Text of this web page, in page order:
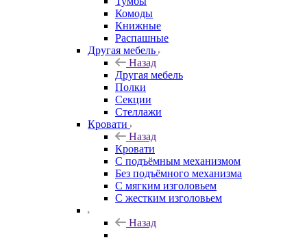
Комоды
Книжные
Распашные
Другая мебель
Назад
Другая мебель
Полки
Секции
Стеллажи
Кровати
Назад
Кровати
С подъёмным механизмом
Без подъёмного механизма
С мягким изголовьем
С жестким изголовьем
Назад